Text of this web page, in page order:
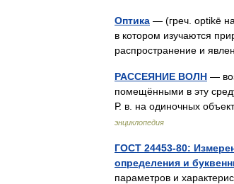
Оптика — (греч. optikē
в котором изучаются
распространение и
РАССЕЯНИЕ ВОЛН —
помещёнными в эту
Р. в. на одиночных
энциклопедия
ГОСТ 24453-80:
определения и
параметров и